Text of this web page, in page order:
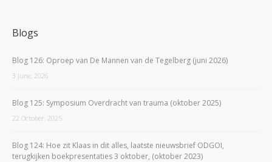
Blogs
Blog 126: Oproep van De Mannen van de Tegelberg (juni 2026)
3 June, 2026
Blog 125: Symposium Overdracht van trauma (oktober 2025)
22 October, 2025
Blog 124: Hoe zit Klaas in dit alles, laatste nieuwsbrief ODGOI,
terugkijken boekpresentaties 3 oktober, (oktober 2023)